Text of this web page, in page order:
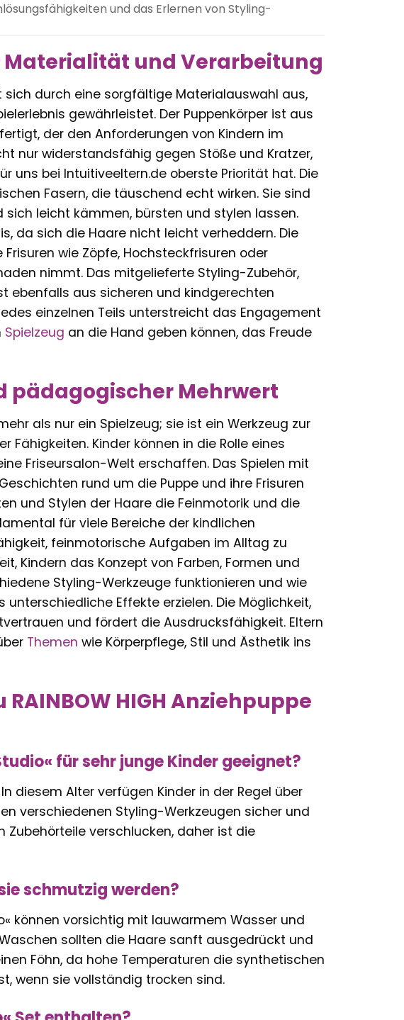
und das Erlernen von Styling-
und Verarbeitung
sich durch eine sorgfältige Materialauswahl aus,
gewährleistet. Der Puppenkörper ist aus
der den Anforderungen von Kindern im
nur widerstandsfähig gegen Stöße und Kratzer,
uns bei Intuitiveeltern.de oberste Priorität hat. Die
Fasern, die täuschend echt wirken. Sie sind
leicht kämmen, bürsten und stylen lassen.
da sich die Haare nicht leicht verheddern. Die
wie Zöpfe, Hochsteckfrisuren oder
nimmt. Das mitgelieferte Styling-Zubehör,
ebenfalls aus sicheren und kindgerechten
einzelnen Teils unterstreicht das Engagement
Spielzeug an die Hand geben können, das Freude
Mehrwert
als nur ein Spielzeug; sie ist ein Werkzeug zur
Kinder können in die Rolle eines
Friseursalon-Welt erschaffen. Das Spielen mit
rund um die Puppe und ihre Frisuren
und Stylen der Haare die Feinmotorik und die
für viele Bereiche der kindlichen
feinmotorische Aufgaben im Alltag zu
Kindern das Konzept von Farben, Formen und
Styling-Werkzeuge funktionieren und wie
Effekte erzielen. Die Möglichkeit,
und fördert die Ausdrucksfähigkeit. Eltern
Themen wie Körperpflege, Stil und Ästhetik ins
HIGH Anziehpuppe
für sehr junge Kinder geeignet?
diesem Alter verfügen Kinder in der Regel über
verschiedenen Styling-Werkzeugen sicher und
Zubehörteile verschlucken, daher ist die
schmutzig werden?
können vorsichtig mit lauwarmem Wasser und
sollten die Haare sanft ausgedrückt und
Föhn, da hohe Temperaturen die synthetischen
wenn sie vollständig trocken sind.